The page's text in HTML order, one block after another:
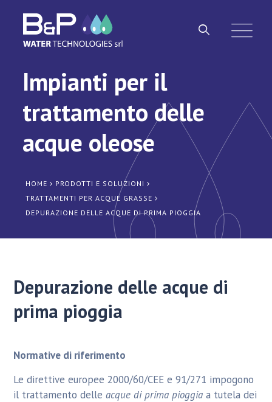
Impianti per il
trattamento delle
acque oleose
HOME
PRODOTTI E SOLUZIONI
TRATTAMENTI PER ACQUE GRASSE
DEPURAZIONE DELLE ACQUE DI PRIMA PIOGGIA
Depurazione delle acque di
prima pioggia
Normative di riferimento
Le direttive europee 2000/60/CEE e 91/271 impogono
il trattamento delle acque di prima pioggiaa tutela dei